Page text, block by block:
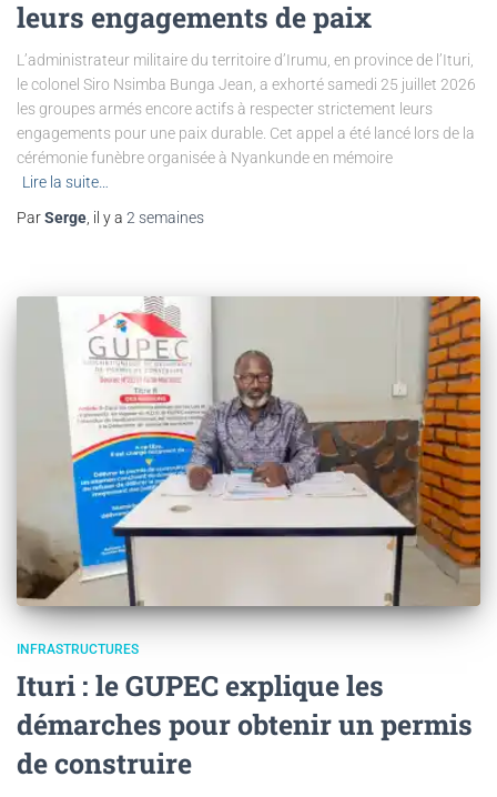
leurs engagements de paix
L’administrateur militaire du territoire d’Irumu, en province de l’Ituri,
le colonel Siro Nsimba Bunga Jean, a exhorté samedi 25 juillet 2026
les groupes armés encore actifs à respecter strictement leurs
engagements pour une paix durable. Cet appel a été lancé lors de la
cérémonie funèbre organisée à Nyankunde en mémoire
Lire la suite…
ParSerge , il y a 2 semaines
INFRASTRUCTURES
Ituri : le GUPEC explique les
démarches pour obtenir un permis
de construire